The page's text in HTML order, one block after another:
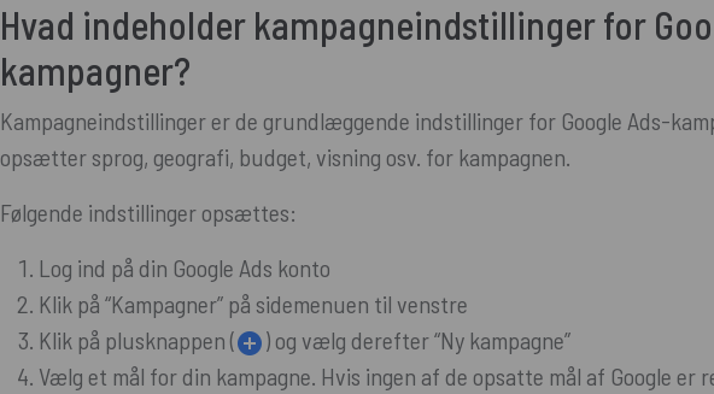
Hvad indeholder kampagneindstillinger for
kampagner?
Kampagneindstillinger er de grundlæggende indstillinger for Google Ads-
opsætter sprog, geografi, budget, visning osv. for kampagnen.
Følgende indstillinger opsættes:
Log ind på din Google Ads konto
Klik på “Kampagner” på sidemenuen til venstre
Klik på plusknappen (
) og vælg derefter “Ny kampagne”
Vælg et mål for din kampagne. Hvis ingen af de opsatte mål af Google er